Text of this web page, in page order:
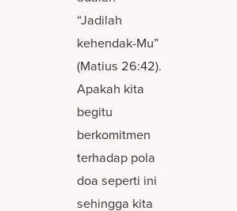
“Jadilah
kehendak-Mu”
(Matius 26:42).
Apakah kita
begitu
berkomitmen
terhadap pola
doa seperti ini
sehingga kita